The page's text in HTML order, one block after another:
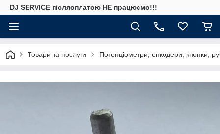
DJ SERVICE пiсляоплатою НЕ працюємо!!!
Товари та послуги Потенціометри, енкодери, кнопки,